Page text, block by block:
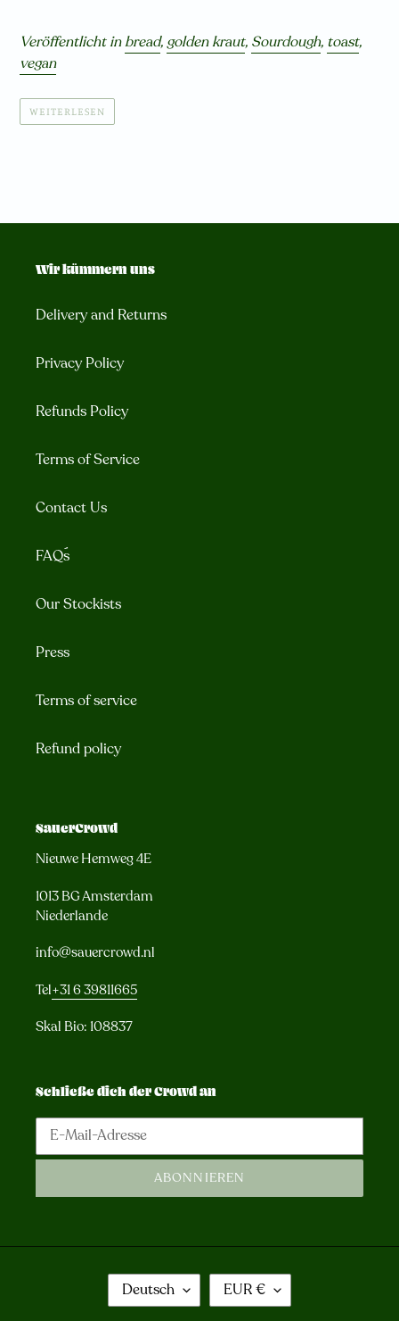
Veröffentlicht inbread,golden kraut, Sourdough, toast,
vegan
WEITERLESEN
Wir kümmern uns
Delivery and Returns
Privacy Policy
Refunds Policy
Terms of Service
Contact Us
FAQ´s
Our Stockists
Press
Terms of service
Refund policy
SauerCrowd
Nieuwe Hemweg 4E
1013 BG Amsterdam
Niederlande
info@sauercrowd.nl
Tel+31 6 39811665
Skal Bio: 108837
Schließe dich der Crowd an
ABONNIEREN
Deutsch
WEUR €